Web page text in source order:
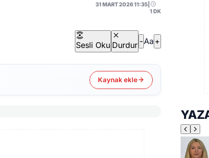
31 MART 2026 11:35|
1 DK
Sesli Oku Durdur -Aa +
Kaynak ekle